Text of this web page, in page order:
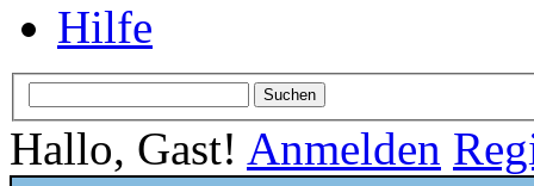
Hilfe
Hallo, Gast! Anmelden